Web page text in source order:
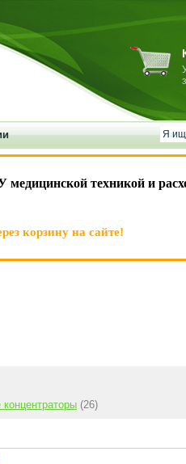
техникой и
корзину на сайте!
концентраторы (26)